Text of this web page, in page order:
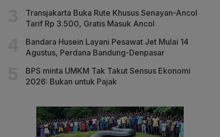
Transjakarta Buka Rute Khusus Senayan-Ancol
Tarif Rp 3.500, Gratis Masuk Ancol
Bandara Husein Layani Pesawat Jet Mulai 14
Agustus, Perdana Bandung-Denpasar
BPS minta UMKM Tak Takut Sensus Ekonomi
2026: Bukan untuk Pajak